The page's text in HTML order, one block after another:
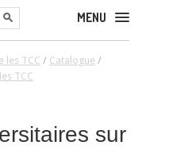
MENU
les TCC / Catalogue /
TCC
sur